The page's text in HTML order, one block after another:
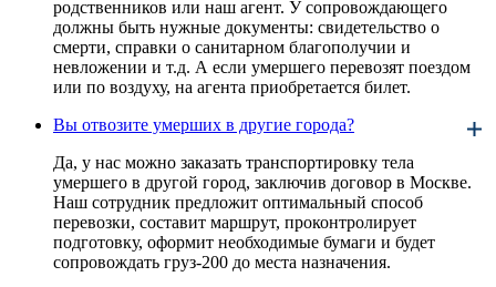
родственников или наш агент. У сопровождающего
должны быть нужные документы: свидетельство о
смерти, справки о санитарном благополучии и
невложении и т.д. А если умершего перевозят поездом
или по воздуху, на агента приобретается билет.
Вы отвозите умерших в другие города?
Да, у нас можно заказать транспортировку тела
умершего в другой город, заключив договор в Москве.
Наш сотрудник предложит оптимальный способ
перевозки, составит маршрут, проконтролирует
подготовку, оформит необходимые бумаги и будет
сопровождать груз-200 до места назначения.